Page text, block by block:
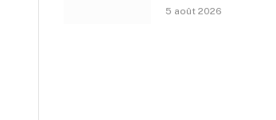
5 août 2026